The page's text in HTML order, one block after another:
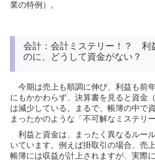
業の特例）。
会計：会計ミステリー！？ 利
のに、どうして資金がない？
今期は売上も順調に伸び、利益も前
にもかかわらず、決算書を見ると資金
は減少している。まるで、帳簿の中で
まったかのような「不可解なミステリー
利益と資金は、まったく異なるルー
いています。例えば掛取引の場合、売
帳簿には収益が計上されますが、実際